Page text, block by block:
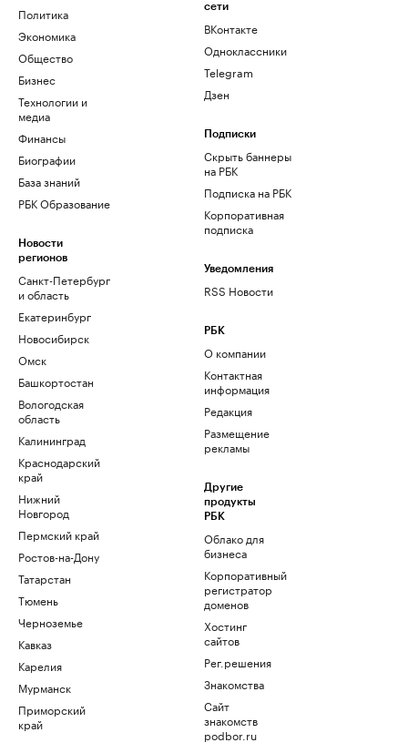
Политика
Экономика
Общество
Бизнес
Технологии и
медиа
Финансы
Биографии
База знаний
РБК Образование
Новости
регионов
Санкт-Петербург
и область
Екатеринбург
Новосибирск
Омск
Башкортостан
Вологодская
область
Калининград
Краснодарский
край
Нижний
Новгород
Пермский край
Ростов-на-Дону
Татарстан
Тюмень
Черноземье
Кавказ
Карелия
Мурманск
Приморский
край
сети
ВКонтакте
Одноклассники
Telegram
Дзен
Подписки
Скрыть баннеры
на РБК
Подписка на РБК
Корпоративная
подписка
Уведомления
RSS Новости
РБК
О компании
Контактная
информация
Редакция
Размещение
рекламы
Другие
продукты
РБК
Облако для
бизнеса
Корпоративный
регистратор
доменов
Хостинг
сайтов
Рег.решения
Знакомства
Сайт
знакомств
podbor.ru